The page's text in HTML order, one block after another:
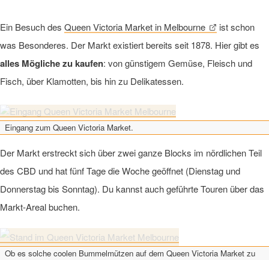
Ein Besuch des Queen Victoria Market in Melbourne
ist schon
was Besonderes. Der Markt existiert bereits seit 1878. Hier gibt es
alles Mögliche zu kaufen: von günstigem Gemüse, Fleisch und
Fisch, über Klamotten, bis hin zu Delikatessen.
Eingang zum Queen Victoria Market.
Der Markt erstreckt sich über zwei ganze Blocks im nördlichen Teil
des CBD und hat fünf Tage die Woche geöffnet (Dienstag und
Donnerstag bis Sonntag). Du kannst auch geführte Touren über das
Markt-Areal buchen.
Ob es solche coolen Bummelmützen auf dem Queen Victoria Market zu